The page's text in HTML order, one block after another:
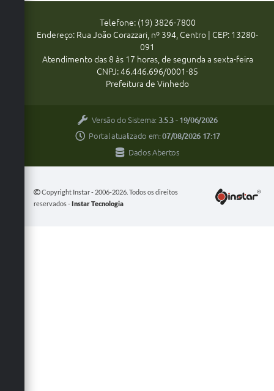
Telefone: (19) 3826-7800
Endereço: Rua João Corazzari, nº 394, Centro | CEP: 13280-
091
Atendimento das 8 às 17 horas, de segunda a sexta-feira
CNPJ: 46.446.696/0001-85
Prefeitura de Vinhedo
Versão do Sistema: 3.5.3 - 19/06/2026
Portal atualizado em:07/08/2026 17:17
Dados Abertos
Copyright Instar - 2006-2026. Todos os direitos
reservados -Instar Tecnologia